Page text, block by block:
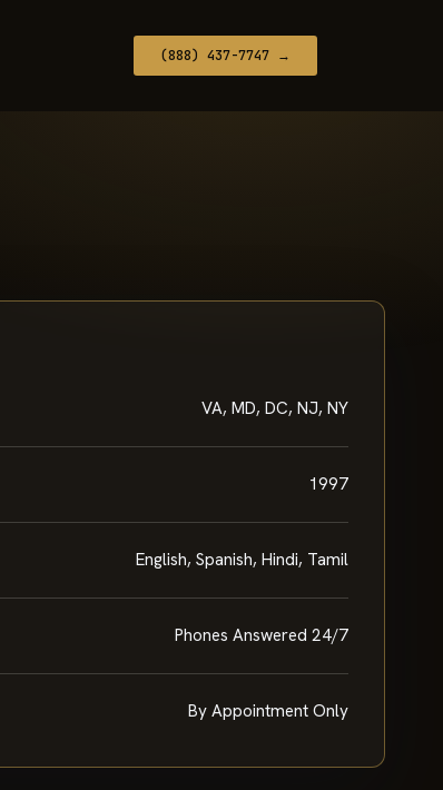
(888) 437-7747 →
VA, MD, DC, NJ, NY
1997
English, Spanish, Hindi, Tamil
Phones Answered 24/7
By Appointment Only